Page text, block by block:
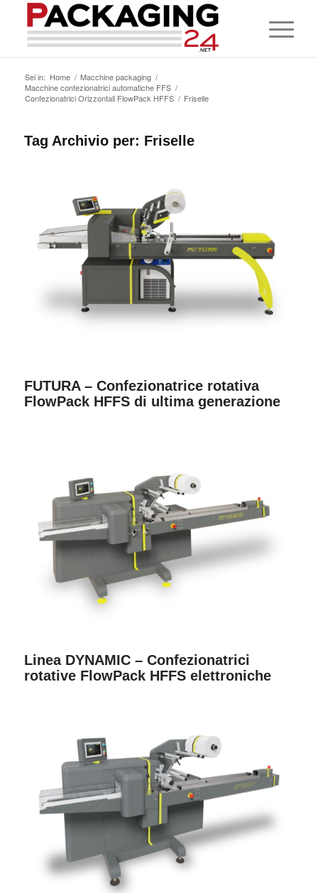
Sei in: Home / Macchine packaging /
Macchine confezionatrici automatiche FFS /
Confezionatrici Orizzontali FlowPack HFFS / Friselle
Tag Archivio per: Friselle
FUTURA – Confezionatrice rotativa
FlowPack HFFS di ultima generazione
Linea DYNAMIC – Confezionatrici
rotative FlowPack HFFS elettroniche